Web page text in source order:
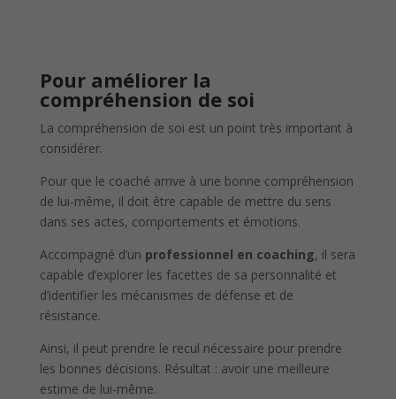
Pour améliorer la
compréhension de soi
La compréhension de soi est un point très important à
considérer.
Pour que le coaché arrive à une bonne compréhension
de lui-même, il doit être capable de mettre du sens
dans ses actes, comportements et émotions.
Accompagné d’un professionnel en coaching, il sera
capable d’explorer les facettes de sa personnalité et
d’identifier les mécanismes de défense et de
résistance.
Ainsi, il peut prendre le recul nécessaire pour prendre
les bonnes décisions. Résultat : avoir une meilleure
estime de lui-même.